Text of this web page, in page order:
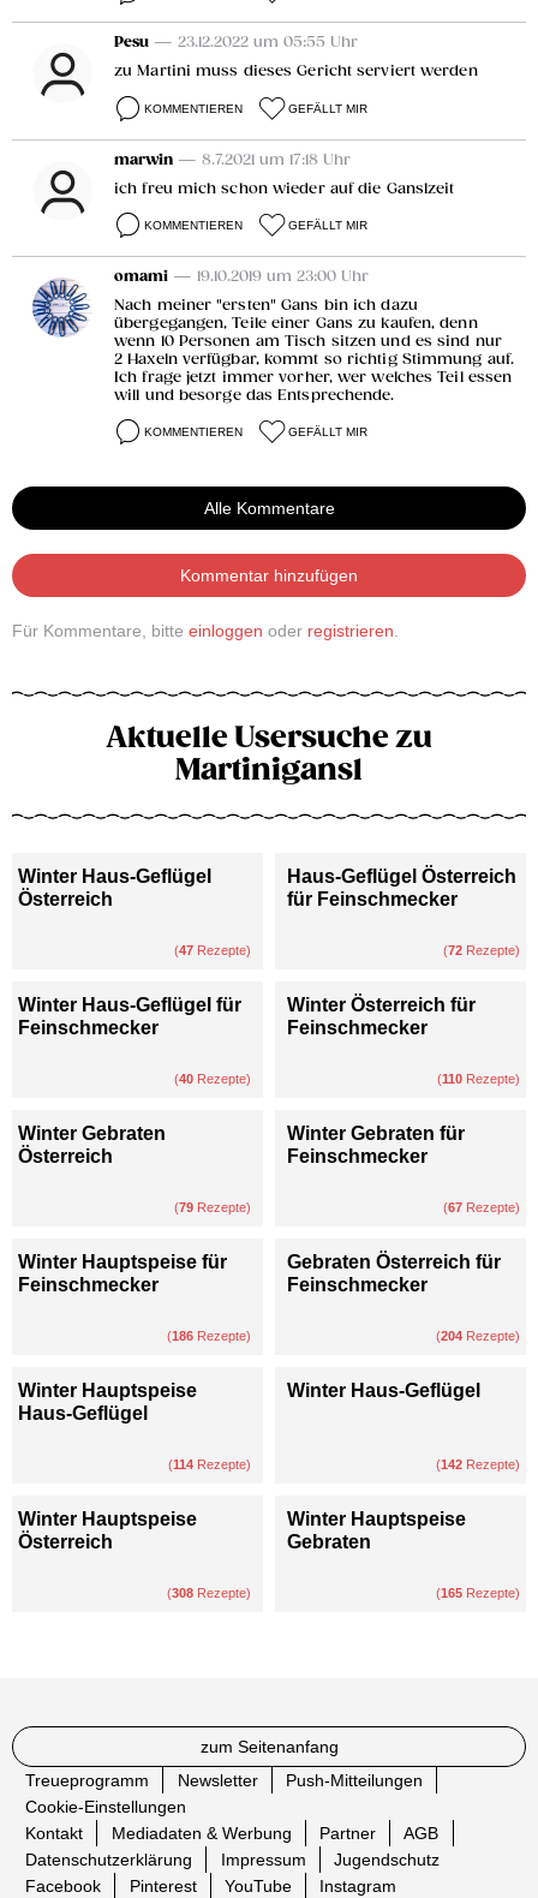
Pesu — 23.12.2022 um 05:55 Uhr
zu Martini muss dieses Gericht serviert werden
KOMMENTIEREN GEFÄLLT MIR
marwin — 8.7.2021 um 17:18 Uhr
ich freu mich schon wieder auf die Ganslzeit
KOMMENTIEREN GEFÄLLT MIR
omami — 19.10.2019 um 23:00 Uhr
Nach meiner "ersten" Gans bin ich dazu
übergegangen, Teile einer Gans zu kaufen, denn
wenn 10 Personen am Tisch sitzen und es sind nur
2 Haxeln verfügbar, kommt so richtig Stimmung auf.
Ich frage jetzt immer vorher, wer welches Teil essen
will und besorge das Entsprechende.
KOMMENTIEREN GEFÄLLT MIR
Alle Kommentare
Kommentar hinzufügen
Für Kommentare, bitte einloggen oder registrieren
Aktuelle Usersuche zu
Martinigansl
Winter Haus-Geflügel
Österreich
(47 Rezepte)
Haus-Geflügel Österreich
für Feinschmecker
(72 Rezepte)
Winter Haus-Geflügel für
Feinschmecker
(40 Rezepte)
Winter Österreich für
Feinschmecker
(110 Rezepte)
Winter Gebraten
Österreich
(79 Rezepte)
Winter Gebraten für
Feinschmecker
(67 Rezepte)
Winter Hauptspeise für
Feinschmecker
(186 Rezepte)
Gebraten Österreich für
Feinschmecker
(204 Rezepte)
Winter Hauptspeise
Haus-Geflügel
(114 Rezepte)
Winter Haus-Geflügel
(142 Rezepte)
Winter Hauptspeise
Österreich
(308 Rezepte)
Winter Hauptspeise
Gebraten
(165 Rezepte)
zum Seitenanfang
Treueprogramm
Newsletter
Push-Mitteilungen
Cookie-Einstellungen
Kontakt
Mediadaten & Werbung Partner
AGB
Datenschutzerklärung
Impressum
Jugendschutz
Facebook
Pinterest YouTube Instagram